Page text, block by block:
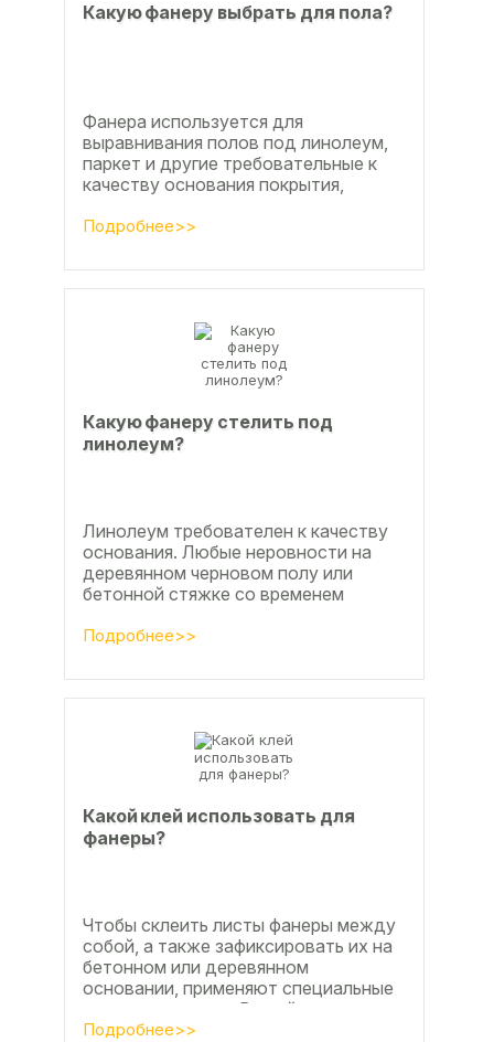
Какую фанеру выбрать для пола?
Фанера используется для
выравнивания полов под линолеум,
паркет и другие требовательные к
качеству основания покрытия,
по деревянным лагам или...
Подробнее>>
Какую фанеру стелить под
линолеум?
Линолеум требователен к качеству
основания. Любые неровности на
деревянном черновом полу или
бетонной стяжке со временем
Подробнее>>
Какой клей использовать для
фанеры?
Чтобы склеить листы фанеры между
собой, а также зафиксировать их на
бетонном или деревянном
основании, применяют специальные
клеевые составы. В этой статье
расскажем, какой клей...
Подробнее>>